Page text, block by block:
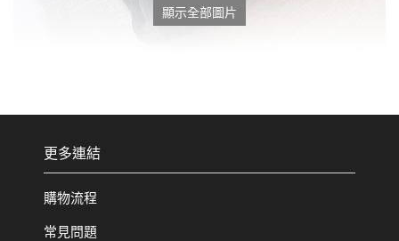
顯示全部圖片
更多連結
購物流程
常見問題